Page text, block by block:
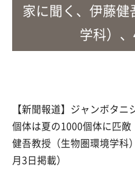
家に聞く、伊藤
学科）、
【新聞報道】ジャンボタ
個体は夏の1000個体に匹
健吾教授（生物圏環境学科
月3日掲載）